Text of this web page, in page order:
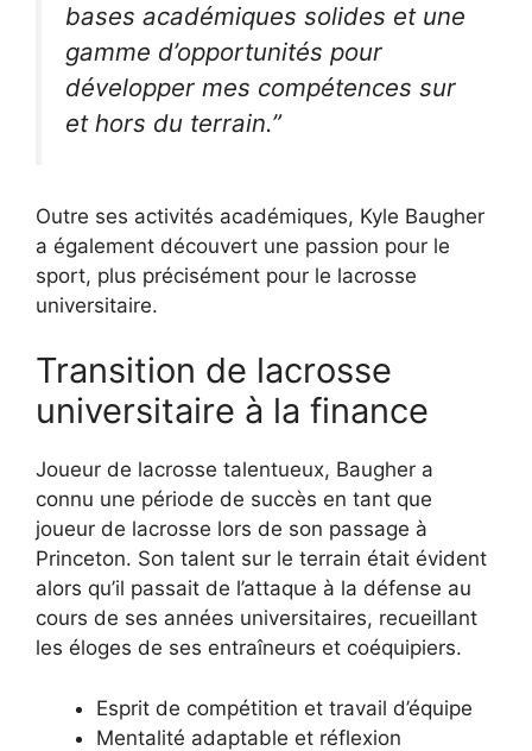
bases académiques solides et une
gamme d’opportunités pour
développer mes compétences sur
et hors du terrain.”
Outre ses activités académiques, Kyle Baugher
a également découvert une passion pour le
sport, plus précisément pour le lacrosse
universitaire.
Transition de lacrosse
universitaire à la finance
Joueur de lacrosse talentueux, Baugher a
connu une période de succès en tant que
joueur de lacrosse lors de son passage à
Princeton. Son talent sur le terrain était évident
alors qu’il passait de l’attaque à la défense au
cours de ses années universitaires, recueillant
les éloges de ses entraîneurs et coéquipiers.
Esprit de compétition et travail d’équipe
Mentalité adaptable et réflexion